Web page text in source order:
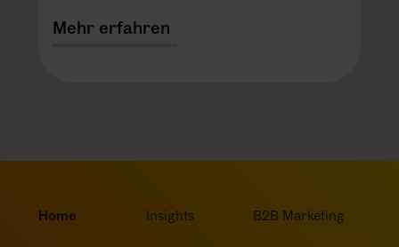
Mehr erfahren
Home Insights B2B Marketing